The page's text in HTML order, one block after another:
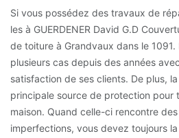
Si vous possédez des travaux de
les à GUERDENER David G.D
de toiture à Grandvaux dans le
plusieurs cas depuis des années
satisfaction de ses clients. De plus,
principale source de protection pour
maison. Quand celle-ci rencontre
imperfections, vous devez toujours